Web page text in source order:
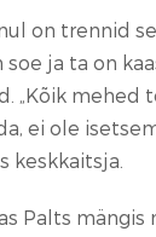
on trennid
soe ja ta on
„Kõik mehed
ei ole
keskkaitsja.
Palts